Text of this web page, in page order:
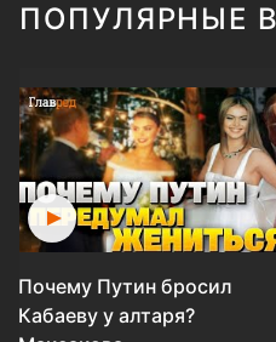
ПОПУЛЯРНЫЕ
Почему Путин бросил
Кабаеву у алтаря?